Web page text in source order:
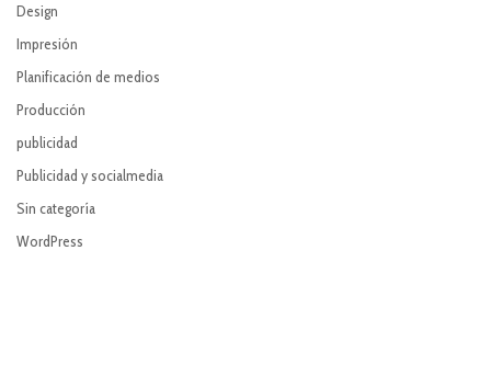
Design
Impresión
Planificación de medios
Producción
publicidad
Publicidad y socialmedia
Sin categoría
WordPress